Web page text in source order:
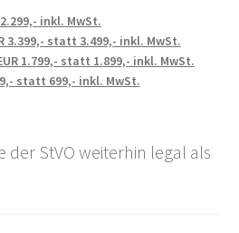
inkl. MwSt.
3.399,- statt 3.499,- inkl. MwSt.
1.799,- statt 1.899,- inkl. MwSt.
statt 699,- inkl. MwSt.
der StVO weiterhin legal als